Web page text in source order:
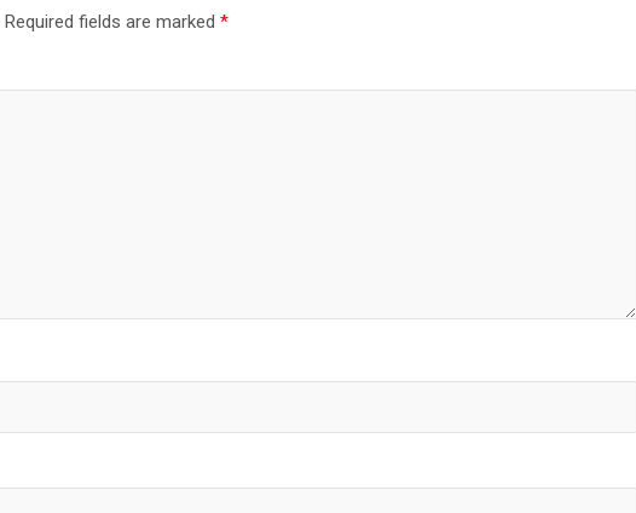
Required fields are marked *